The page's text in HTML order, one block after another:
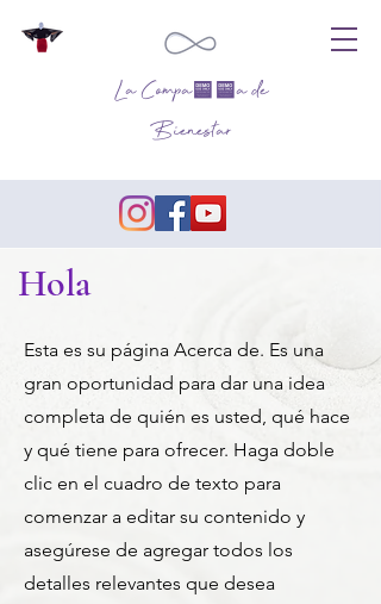
La Compañía de
Bienestar
Hola
Esta es su página Acerca de. Es una
gran oportunidad para dar una idea
completa de quién es usted, qué hace
y qué tiene para ofrecer. Haga doble
clic en el cuadro de texto para
comenzar a editar su contenido y
asegúrese de agregar todos los
detalles relevantes que desea